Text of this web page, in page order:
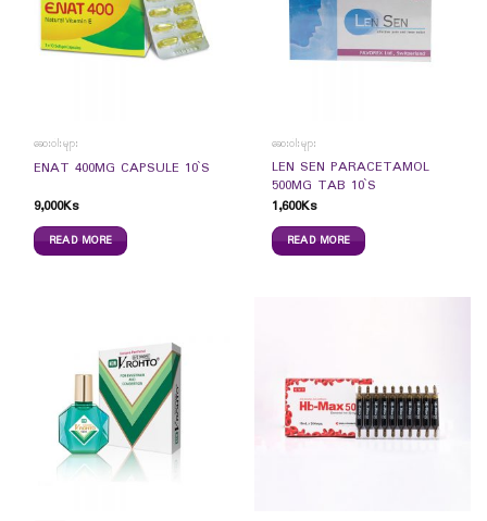
ဆေးဝါးများ
ENAT 400MG CAPSULE 10`S
9,000Ks
READ MORE
ဆေးဝါးများ
LEN SEN PARACETAMOL
500MG TAB 10`S
1,600Ks
READ MORE